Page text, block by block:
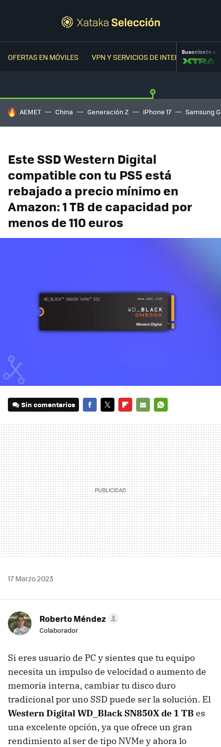
OFERTAS EN MÓVILES VPN Y SERVICIOS DE INTERNETSuscríbete a
HOY SE HABLA DE
AEMET China Generación Z iPhone 17 Samsung
Este SSD Western Digital
compatible con tu PS5 está
rebajado a precio mínimo en
Amazon: 1 TB de capacidad por
menos de 110 euros
Sin comentarios
MAIL
17 Marzo 2023
Roberto Méndez
Colaborador
Si eres usuario de PC y sientes que tu equipo
necesita un impulso de velocidad o aumento de
memoria interna, cambiar tu disco duro
tradicional por uno SSD puede ser la solución. El
Western Digital WD_Black SN850X de 1 TB es
una excelente opción, ya que ofrece un gran
rendimiento al ser de tipo NVMe y ahora lo